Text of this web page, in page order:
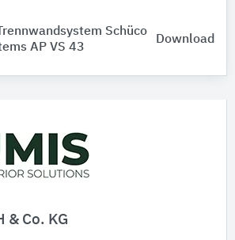
& Co. KG
Schüco
AP VS 43
Download